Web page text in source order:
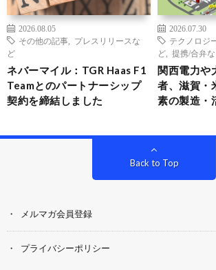
2026.08.05
その他の記事
プレスリリースな
ど
ネバーマイル：TGR Haas F1
Teamとのパートナーシップ
契約を締結しました
2026.07.30
テクノロジ
ど
提携/合弁
関西電力や
者、滋賀・
素の製造・
Back to Top
メルマガ会員登録
プライバシーポリシー